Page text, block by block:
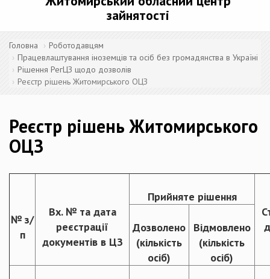
зайнятості
Головна
Роботодавцям
Працевлаштування іноземців та осіб без громадянства в Україні
Рішення РегЦЗ щодо дозволів
Реєстр рішень Житомирського ОЦЗ
Реєстр рішень Житомирського
ОЦЗ
№ з/
п
Вх. № та дата
реєстрації
документів в ЦЗ
Прийняте рішення
Дозволено
(кількість
осіб)
Відмовлено
(кількість
осіб)